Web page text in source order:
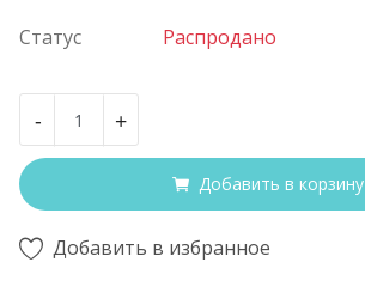
Статус Распродано
- +
Добавить в корзину
Добавить в избранное